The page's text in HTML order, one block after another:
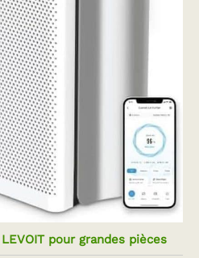
pour grandes pièces